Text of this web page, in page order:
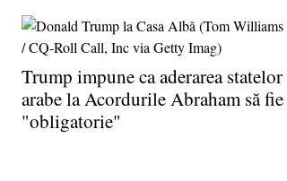
Trump impune ca aderarea statelor
arabe la Acordurile Abraham să fie
"obligatorie"